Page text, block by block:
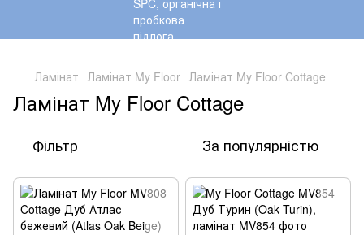
Ламінат Ламінат My Floor Ламінат My Floor Cottage
Ламінат My Floor Cottage
Фільтр За популярністю